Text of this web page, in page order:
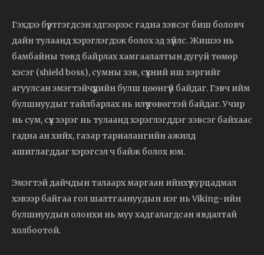
Гэхдээ бүртгэгдсэн эдгээрээс гадна зэвсэг биш боловч
дайн тулаанд хэрэглэгдэж болох эд зүйлс. Жишээ нь
бамбайны төвд байрлах хамгаалалтын дугуй төмөр
хэсэг (shield boss), сумны зэв, сүхний иш зэргийг
агуулсан эмэгтэйчүүдийн булш цөөнгүй байдаг. Гэвч ийм
булшнуудыг тайлбарлах нь илүү төвөгтэй байдаг. Учир
нь сум, сүх зэрэг нь тулаанд хэрэглэгддэг зэвсэг байхаас
гадна ан хийх, газар тариалангийн ажилд
ашиглагддаг хэрэгсэл ч байж болох юм.
Эмэгтэй дайчдын талаарх маргаан ийнхүү хурцадмал
хэвээр байгаа гол шалтгаануудын нэг нь Viking-ийн
булшнуудын олонхи нь муу хадгалагдсан явдалтай
холбоотой.